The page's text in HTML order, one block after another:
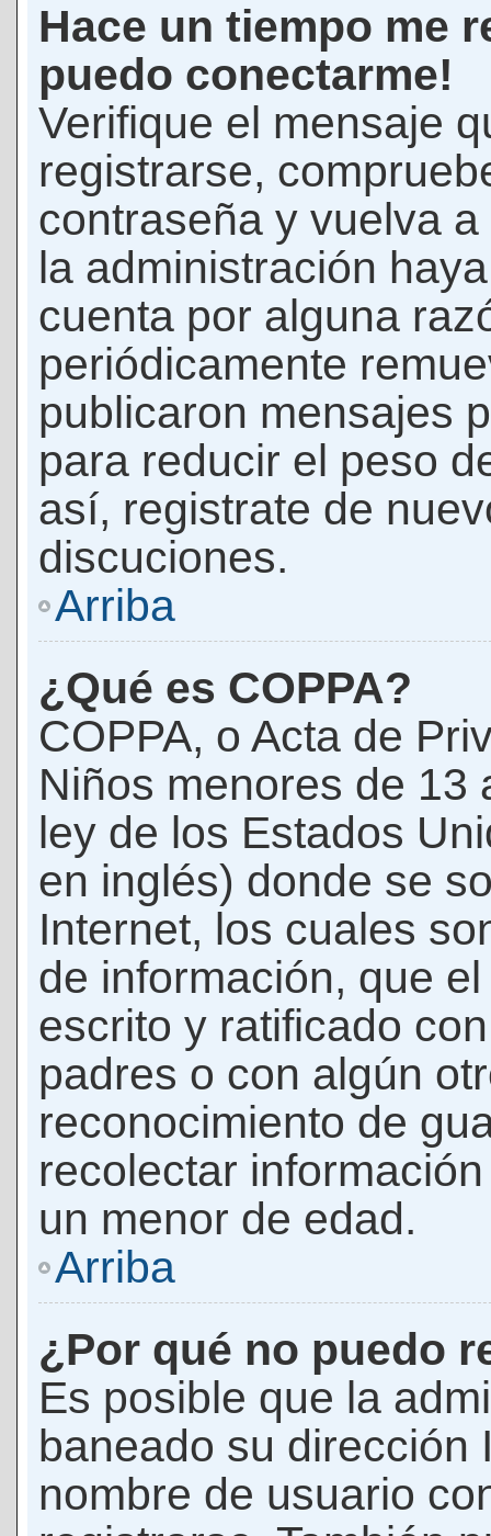
Hace un tiempo me
puedo conectarme!
Verifique el mensaje
registrarse,
contraseña y vuelva
la administración
cuenta por alguna
periódicamente
publicaron mensajes
para reducir el peso
así, registrate de
discuciones.
Arriba
¿Qué es COPPA?
COPPA, o Acta de
Niños menores de 13
ley de los Estados
en inglés) donde se
Internet, los cuales
de información, que
escrito y ratificado
padres o con algún
reconocimiento de
recolectar
un menor de edad.
Arriba
¿Por qué no puedo
Es posible que la
baneado su dirección
nombre de usuario